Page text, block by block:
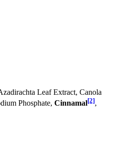
Leaf Extract, Canola
Phosphate, Cinnamal[2],